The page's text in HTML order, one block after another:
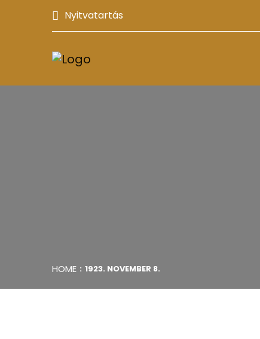
Nyitvatartás
HOME 1923. NOVEMBER 8.